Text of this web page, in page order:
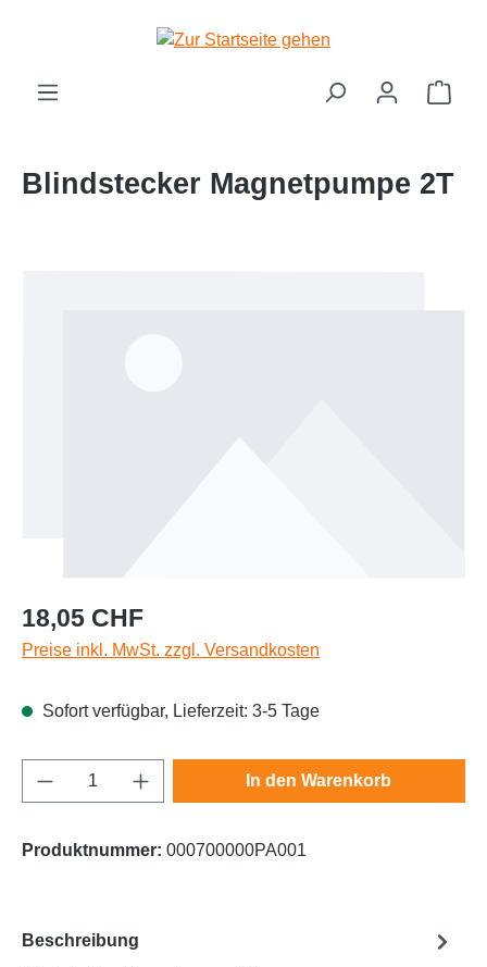
Zum Hauptinhalt springen
Blindstecker Magnetpumpe 2T
Regulärer Preis:
18,05 CHF
Preise inkl. MwSt. zzgl. Versandkosten
Sofort verfügbar, Lieferzeit: 3-5 Tage
Produkt Anzahl: Gib den gewünschten
In den Warenkorb
Produktnummer: 000700000PA001
Beschreibung